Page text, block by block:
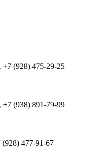
+7 (928) 475-29-25
+7 (938) 891-79-99
(928) 477-91-67